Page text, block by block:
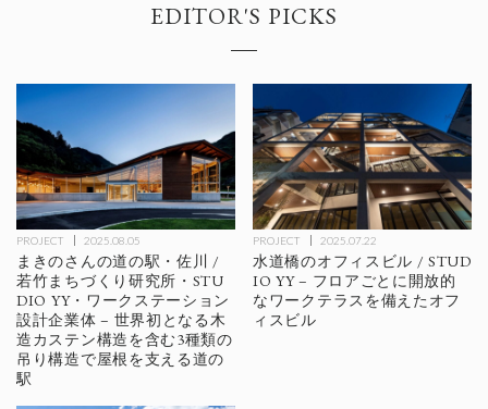
EDITOR'S PICKS
PROJECT 2025.08.05
まきのさんの道の駅・佐川 /
若竹まちづくり研究所・STU
DIO YY・ワークステーション
設計企業体 – 世界初となる木
造カステン構造を含む3種類の
吊り構造で屋根を支える道の
駅
PROJECT 2025.07.22
水道橋のオフィスビル / STUD
IO YY – フロアごとに開放的
なワークテラスを備えたオフ
ィスビル